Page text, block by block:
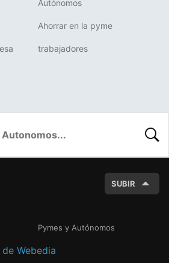
Autónomos
Ahorrar en la pyme
trabajadores
SUBIR
Pymes y Autónomos
Webedia